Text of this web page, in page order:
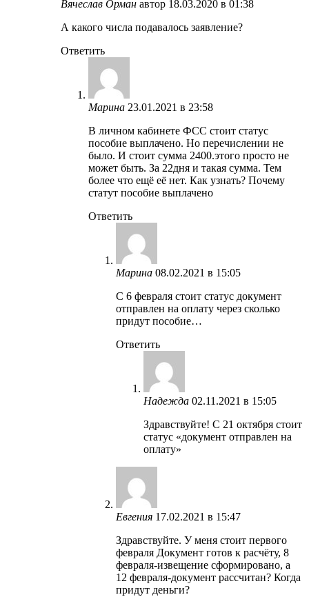
Вячеслав Орман автор 18.03.2020 в 01:38
А какого числа подавалось заявление?
Ответить
Марина 23.01.2021 в 23:58
В личном кабинете ФСС стоит статус
пособие выплачено. Но перечислении не
было. И стоит сумма 2400.этого просто не
может быть. За 22дня и такая сумма. Тем
более что ещё её нет. Как узнать? Почему
статут пособие выплачено
Ответить
Марина 08.02.2021 в 15:05
С 6 февраля стоит статус документ
отправлен на оплату через сколько
придут пособие…
Ответить
Надежда 02.11.2021 в 15:05
Здравствуйте! С 21 октября стоит
статус «документ отправлен на
оплату»
Евгения 17.02.2021 в 15:47
Здравствуйте. У меня стоит первого
февраля Документ готов к расчёту, 8
февраля-извещение сформировано, а
12 февраля-документ рассчитан? Когда
придут деньги?